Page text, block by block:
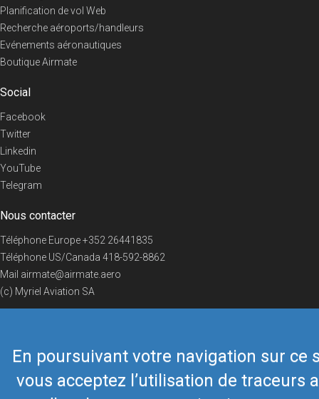
En poursuivant votre navigation sur ce
vous acceptez l’utilisation de traceurs
Planification de vol Web
Recherche aéroports/handleurs
Evénements aéronautiques
Boutique Airmate
Social
Facebook
Twitter
Linkedin
YouTube
Telegram
Nous contacter
Téléphone Europe+352 26441835
Téléphone US/Canada 418-592-8862
Mail airmate@airmate.aero
(c) Myriel Aviation SA
© 2019 Airmate - Conditions d'utilisation - Vie privée Back to top